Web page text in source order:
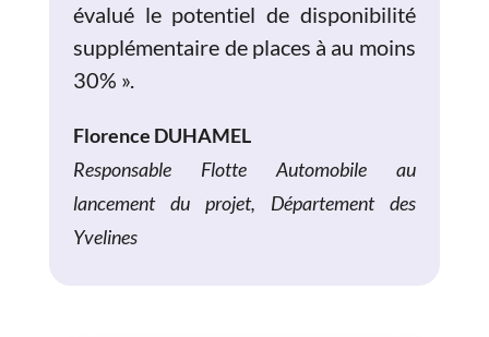
évalué le potentiel de disponibilité
supplémentaire de places à au moins
30% ».
Florence DUHAMEL
Responsable Flotte Automobile au
lancement du projet, Département des
Yvelines